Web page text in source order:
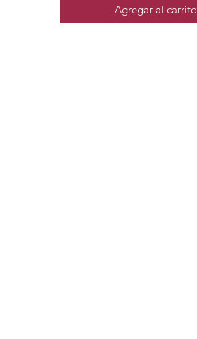
Agregar al carrito